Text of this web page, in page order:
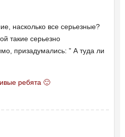
насколько все серьезные?
такие серьезно
призадумались: ” А туда ли
ребята 🙂